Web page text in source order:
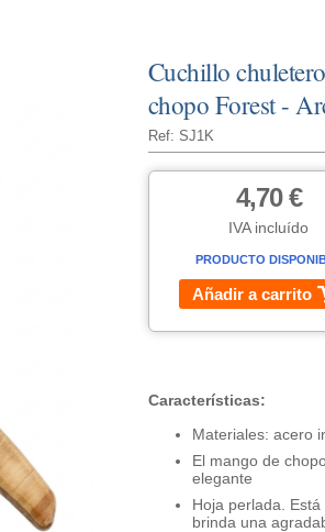
Cuchillo
chopo Forest -
Ref: SJ1K
4,70 €
IVA incluído
PRODUCTO
Añadir a carrito
Características:
Materiales: acero
El mango de
elegante
Hoja perlada.
brinda una